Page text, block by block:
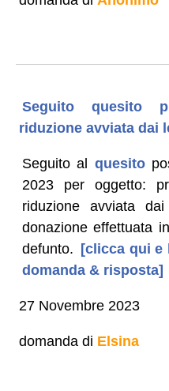
Seguito quesito
riduzione avviata dai
Seguito al quesito
2023 per oggetto:
riduzione avviata
donazione effettuata
defunto. [clicca qui e
domanda & risposta]
27 Novembre 2023
domanda di Elsina